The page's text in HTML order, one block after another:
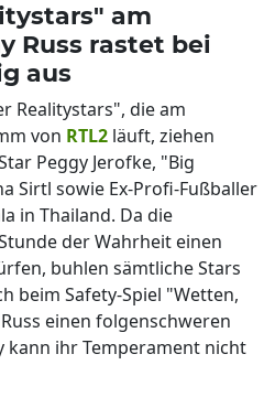
am
Russ rastet bei
aus
Realitystars", die am
von RTL2 läuft, ziehen
Peggy Jerofke, "Big
Sirtl sowie Ex-Profi-Fußballer
in Thailand. Da die
der Wahrheit einen
buhlen sämtliche Stars
beim Safety-Spiel "Wetten,
einen folgenschweren
kann ihr Temperament nicht